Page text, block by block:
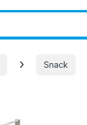
Snack